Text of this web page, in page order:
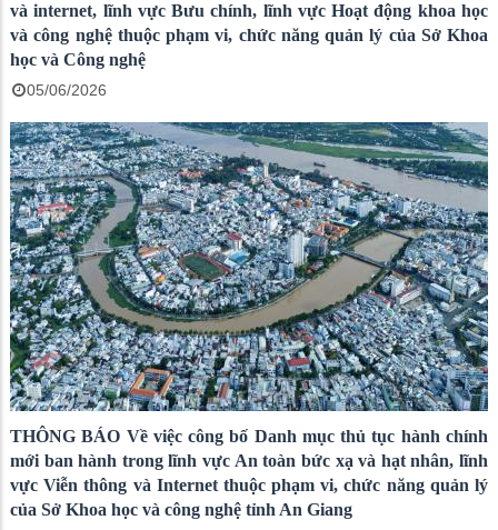
và internet, lĩnh vực Bưu chính, lĩnh vực Hoạt động khoa học
và công nghệ thuộc phạm vi, chức năng quản lý của Sở Khoa
học và Công nghệ
05/06/2026
THÔNG BÁO Về việc công bố Danh mục thủ tục hành chính
mới ban hành trong lĩnh vực An toàn bức xạ và hạt nhân, lĩnh
vực Viễn thông và Internet thuộc phạm vi, chức năng quản lý
của Sở Khoa học và công nghệ tỉnh An Giang